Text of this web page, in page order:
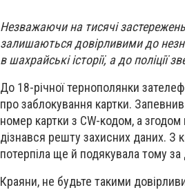
Незважаючи на тисячі
залишаються довірливими до
в шахрайські історії, а до
До 18-річної тернополянки
про заблокування картки.
номер картки з CW-кодом, а
дізнався решту захисних даних. З
потерпіла ще й подякувала тому за
Краяни, не будьте такими